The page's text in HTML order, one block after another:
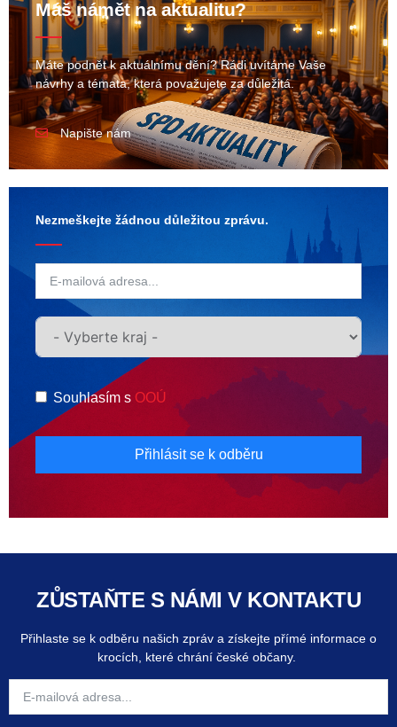
Máš námět na aktualitu?
Máte podnět k aktuálnímu dění? Rádi uvítáme Vaše
návrhy a témata, která považujete za důležitá.
Napište nám
Nezmeškejte žádnou důležitou zprávu.
Souhlasím s OOÚ
Přihlásit se k odběru
ZŮSTAŇTE S NÁMI V KONTAKTU
Přihlaste se k odběru našich zpráv a získejte přímé informace o
krocích, které chrání české občany.